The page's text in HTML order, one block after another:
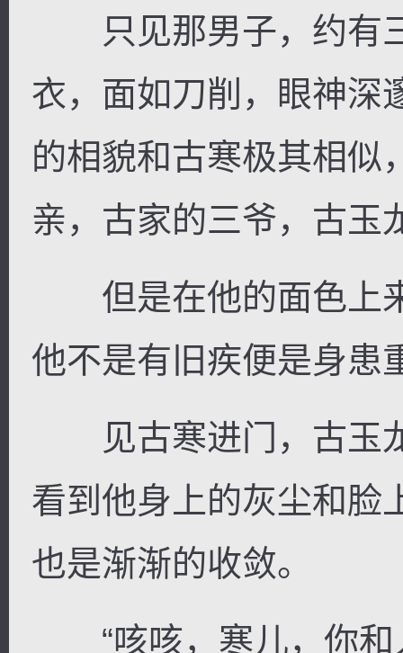
只见那男子，约有
衣，面如刀削，眼神深
的相貌和古寒极其相似
亲，古家的三爷，古玉
但是在他的面色上
他不是有旧疾便是身患
见古寒进门，古玉
看到他身上的灰尘和脸
也是渐渐的收敛。
“咳咳，寒儿，你和